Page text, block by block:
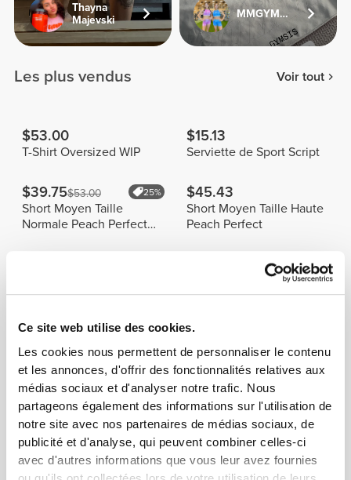
Ce site web utilise des cookies.
Les cookies nous permettent de personnaliser le contenu
et les annonces, d'offrir des fonctionnalités relatives aux
médias sociaux et d'analyser notre trafic. Nous
partageons également des informations sur l'utilisation de
notre site avec nos partenaires de médias sociaux, de
publicité et d'analyse, qui peuvent combiner celles-ci
avec d'autres informations que vous leur avez fournies
Thayna
Majevski
MMGYMSISTERS
Les plus vendus Voir tout
$53.00
T-Shirt Oversized WIP
$15.13
Serviette de Sport Script
$39.75$53.00 25%
Short Moyen Taille
Normale Peach Perfect
$45.43
Short Moyen Taille Haute
Peach Perfect
La Serviette en Microfibre Workout - Gris est très
fois son poids en eau. Allez, lance-la par-dessus ton
épaule !
Voir le tableau des mesures dans la
description.